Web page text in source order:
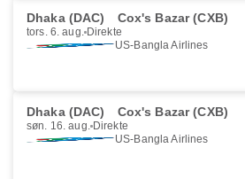
Dhaka (DAC) Cox's Bazar (CXB)
tors. 6. aug. Direkte
US-Bangla Airlines
Dhaka (DAC) Cox's Bazar (CXB)
søn. 16. aug. Direkte
US-Bangla Airlines